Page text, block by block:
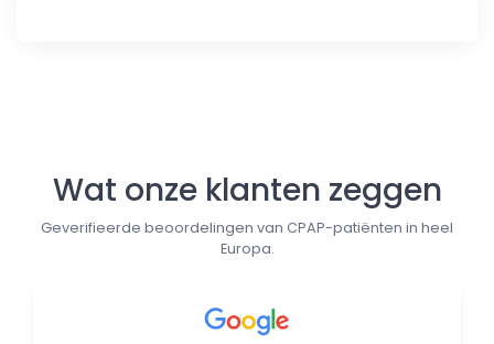
Wat onze klanten zeggen
Geverifieerde beoordelingen van CPAP-patiënten in heel
Europa.